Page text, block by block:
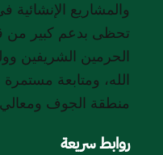
والمشاريع الإنشائية
تحظى بدعم كبير من
الحرمين الشريفين
الله، ومتابعة
منطقة الجوف ومعالي
روابط سريعة